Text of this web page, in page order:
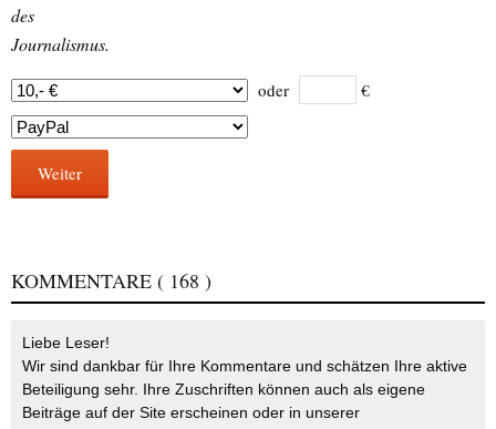
des
Journalismus.
oder €
Weiter
KOMMENTARE ( 168 )
Liebe Leser!
Wir sind dankbar für Ihre Kommentare und schätzen Ihre aktive
Beteiligung sehr. Ihre Zuschriften können auch als eigene
Beiträge auf der Site erscheinen oder in unserer